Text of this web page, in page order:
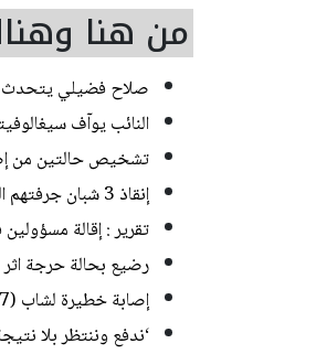
من هنا
صلاح فضيلي يتحدث
النائب يوآف
تشخيص حالتين من
إنقاذ 3 شبان جرفتهم المياه إلى عمق بحيرة طبريا
تقرير : إقالة
رضيع بحالة حرجة
إصابة خطيرة لشاب (17 عامًا) إثر اصطدام بين تراكتورون وشاحنة في يركا
‘ندفع وننتظر بلا